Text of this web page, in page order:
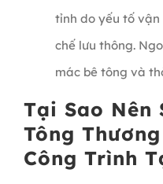
tỉnh do yếu tố
chế lưu thông.
mác bê tông và
Tại Sao Nên
Tông
Công Trình